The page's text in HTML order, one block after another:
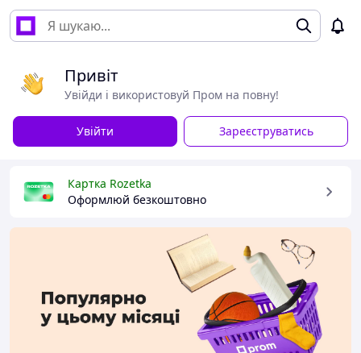
Привіт
Увійди і використовуй Пром на повну!
Увійти Зареєструватись
Картка Rozetka
Оформлюй безкоштовно